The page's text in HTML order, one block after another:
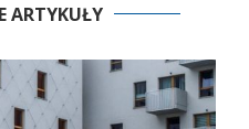
ARTYKUŁY